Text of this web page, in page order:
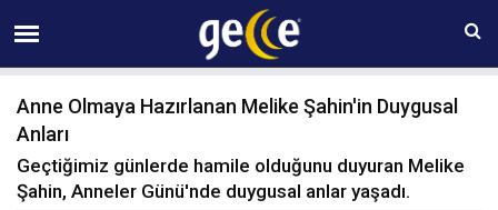
07 AĞUSTOS Cuma 12:55
Anne Olmaya Hazırlanan Melike Şahin'in Duygusal
Anları
Geçtiğimiz günlerde hamile olduğunu duyuran Melike
Şahin, Anneler Günü'nde duygusal anlar yaşadı.